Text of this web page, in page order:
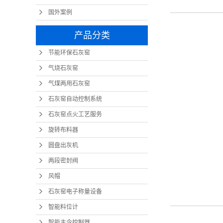
国外案例
产品分类
节能环保石灰窑
气烧石灰窑
气煤两用石灰窑
石灰窑自动控制系统
石灰窑点火工艺服务
旋转布料器
圆盘出灰机
两段密封阀
风帽
石灰窑电子称量设备
智能料位计